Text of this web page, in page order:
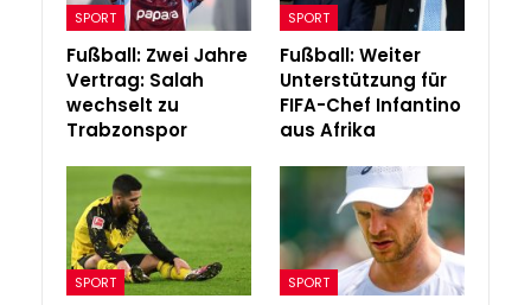
SPORT
Fußball: Zwei Jahre
Vertrag: Salah
wechselt zu
Trabzonspor
SPORT
Fußball: Weiter
Unterstützung für
FIFA-Chef Infantino
aus Afrika
SPORT SPORT